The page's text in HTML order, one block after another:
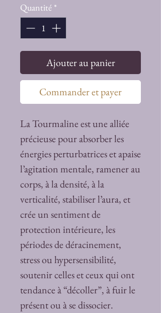
Quantité *
Ajouter au panier
Commander et payer
La Tourmaline est une alliée
précieuse pour absorber les
énergies perturbatrices et apaise
l’agitation mentale, ramener au
corps, à la densité, à la
verticalité, stabiliser l’aura, et
crée un sentiment de
protection intérieure, les
périodes de déracinement,
stress ou hypersensibilité,
soutenir celles et ceux qui ont
tendance à “décoller”, à fuir le
présent ou à se dissocier.